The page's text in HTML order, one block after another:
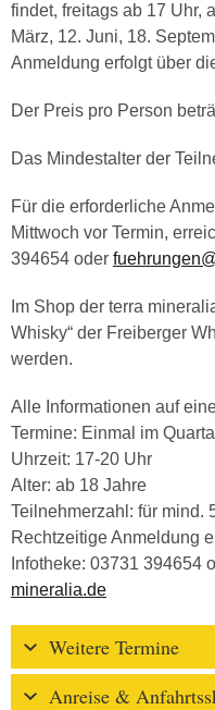
findet, freitags ab 17 Uhr,
März, 12. Juni, 18.
Anmeldung erfolgt über
Der Preis pro Person
Das Mindestalter der
Für die erforderliche
Mittwoch vor Termin,
394654 oder
Im Shop der terra
Whisky“ der Freiberger
werden.
Alle Informationen auf
Termine: Einmal im
Uhrzeit: 17-20 Uhr
Alter: ab 18 Jahre
Teilnehmerzahl: für mind.
Rechtzeitige Anmeldung
Infotheke: 03731 394654
mineralia.de
Weitere Termine
Anreise &